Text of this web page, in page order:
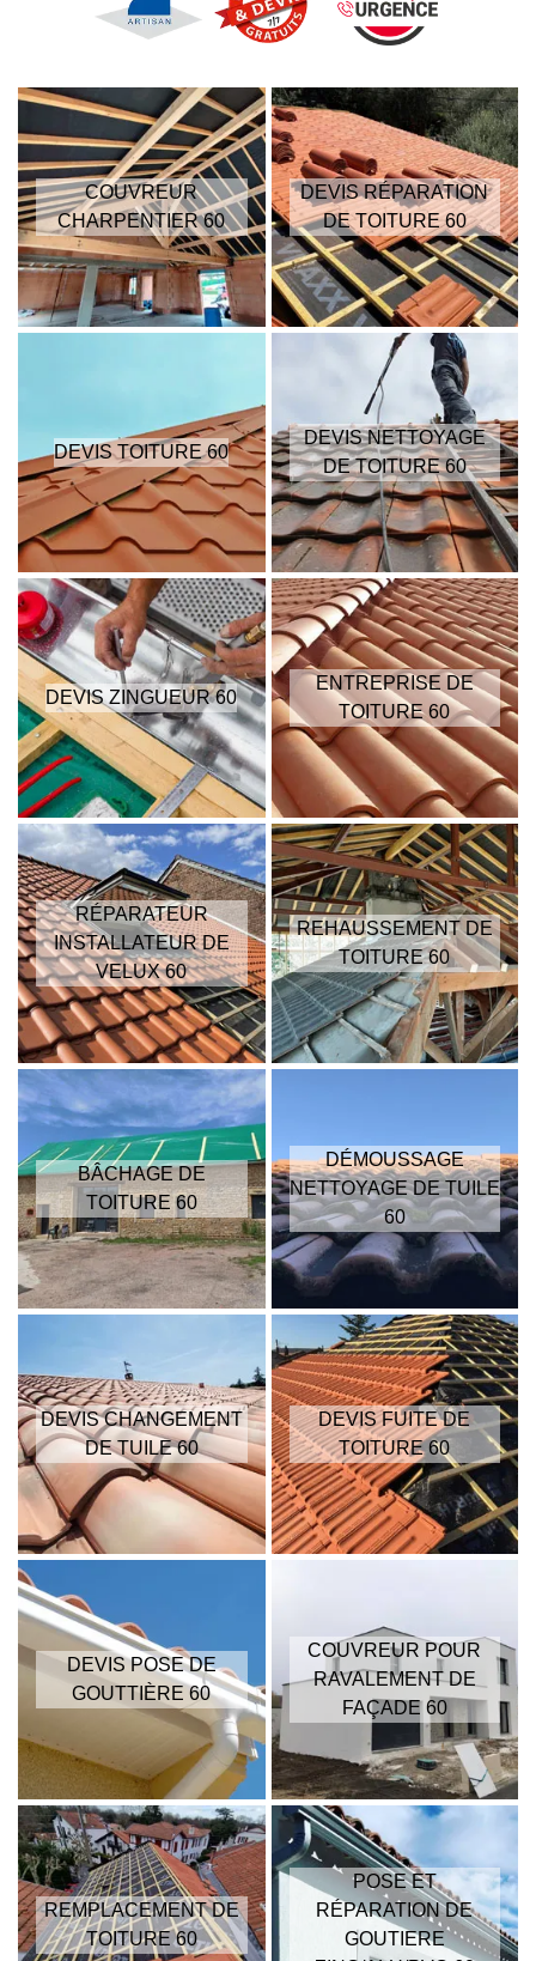
COUVREUR
CHARPENTIER 60
DEVIS RÉPARATION
DE TOITURE 60
DEVIS TOITURE 60
DEVIS NETTOYAGE
DE TOITURE 60
DEVIS ZINGUEUR 60
ENTREPRISE DE
TOITURE 60
RÉPARATEUR
INSTALLATEUR DE
VELUX 60
REHAUSSEMENT DE
TOITURE 60
BÂCHAGE DE
TOITURE 60
DÉMOUSSAGE
NETTOYAGE DE TUILE
60
DEVIS CHANGEMENT
DE TUILE 60
DEVIS FUITE DE
TOITURE 60
DEVIS POSE DE
GOUTTIÈRE 60
COUVREUR POUR
RAVALEMENT DE
FAÇADE 60
REMPLACEMENT DE
TOITURE 60
POSE ET
RÉPARATION DE
GOUTIERE